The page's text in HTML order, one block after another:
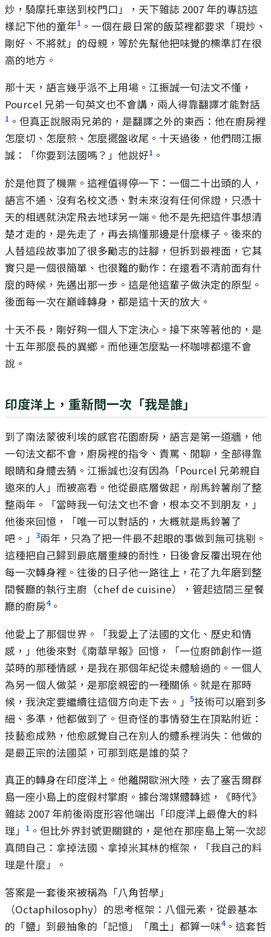
炒，騎摩托車送到校門口」，天下雜誌 2007 年的專訪這
樣記下他的童年1 。一個在最日常的飯菜裡都要求「現炒、
剛好、不將就」的母親，等於先幫他把味覺的標準訂在很
高的地方。
那十天，語言幾乎派不上用場。江振誠一句法文不懂，
Pourcel 兄弟一句英文也不會講，兩人得靠翻譯才能對話
1 。但真正說服兩兄弟的，是翻譯之外的東西：他在廚房裡
怎麼切、怎麼煎、怎麼擺盤收尾。十天過後，他們問江振
誠：「你要到法國嗎？」他說好1 。
於是他買了機票。這裡值得停一下：一個二十出頭的人，
語言不通、沒有名校文憑、對未來沒有任何保證，只憑十
天的相遇就決定飛去地球另一端。他不是先把這件事想清
楚才走的，是先走了，再去搞懂那邊是什麼樣子。後來的
人替這段故事加了很多勵志的註腳，但拆到最裡面，它其
實只是一個很簡單、也很難的動作：在還看不清前面有什
麼的時候，先邁出那一步。這是他這輩子做決定的原型。
後面每一次在巔峰轉身，都是這十天的放大。
十天不長，剛好夠一個人下定決心。接下來等著他的，是
十五年那麼長的異鄉。而他連怎麼點一杯咖啡都還不會
說。
印度洋上，重新問一次「我是誰」
到了南法蒙彼利埃的感官花園廚房，語言是第一道牆，他
一句法文都不會，廚房裡的指令、責罵、閒聊，全部得靠
眼睛和身體去猜。江振誠也沒有因為「Pourcel 兄弟親自
邀來的人」而被高看。他從最底層做起，削馬鈴薯削了整
整兩年。「當時我一句法文也不會，根本交不到朋友，」
他後來回憶，「唯一可以對話的，大概就是馬鈴薯了
吧。」 3兩年，只為了把一件最不起眼的事做到無可挑剔。
這種把自己歸到最底層重練的耐性，日後會反覆出現在他
每一次轉身裡。往後的日子他一路往上，花了九年磨到整
間餐廳的執行主廚（chef de cuisine），管起這間三星餐
廳的廚房4。
他愛上了那個世界。「我愛上了法國的文化、歷史和情
感，」他後來對《南華早報》回憶，「一位廚師創作一道
菜時的那種情感，是我在那個年紀從未體驗過的。一個人
為另一個人做菜，是那麼親密的一種關係。就是在那時
候，我決定要繼續往這個方向走下去。」 5技術可以磨到多
細、多準，他都做到了。但奇怪的事情發生在頂點附近：
技藝愈成熟，他愈感覺自己在別人的體系裡消失：他做的
是最正宗的法國菜，可那到底是誰的菜？
真正的轉身在印度洋上。他離開歐洲大陸，去了塞舌爾群
島一座小島上的度假村掌廚。據台灣媒體轉述，《時代》
雜誌 2007 年前後兩度形容他端出「印度洋上最偉大的料
理」
1 。但比外界封號更關鍵的，是他在那座島上第一次認
真問自己：拿掉法國、拿掉米其林的框架，「我自己的料
理是什麼」。
答案是一套後來被稱為「八角哲學」
（Octaphilosophy）的思考框架：八個元素，從最基本
的「鹽」到最抽象的「記憶」「風土」都算一味4。這套哲